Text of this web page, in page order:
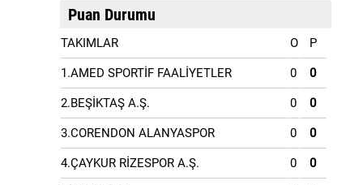
Puan Durumu
TAKIMLAR O P
1.AMED SPORTİF FAALİYETLER 0 0
2.BEŞİKTAŞ A.Ş. 0 0
3.CORENDON ALANYASPOR 0 0
4.ÇAYKUR RİZESPOR A.Ş. 0 0